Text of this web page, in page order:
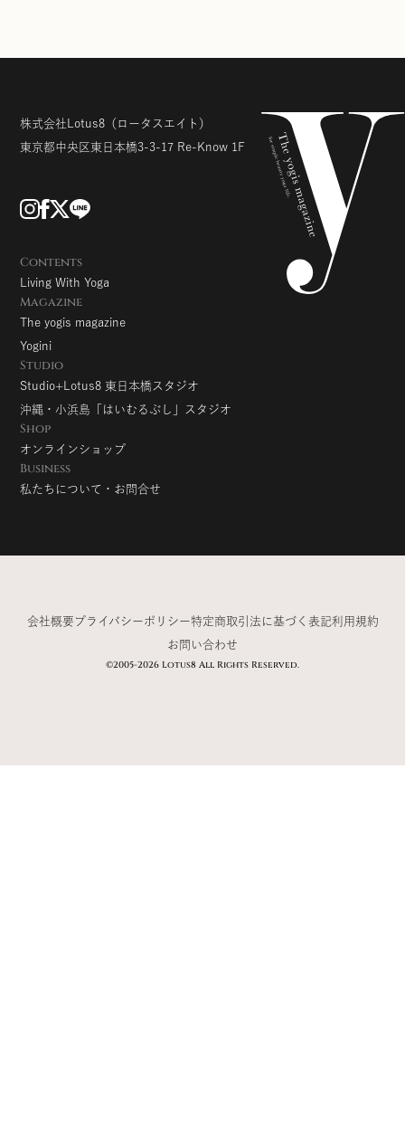
株式会社Lotus8 （ロータスエイト）
東京都中央区東日本橋3-3-17 Re-Know 1F
Contents
Living With Yoga
Magazine
The yogis magazine
Yogini
Studio
Studio+Lotus8 東日本橋スタジオ
沖縄・小浜島「はいむるぶし」スタジオ
Shop
オンラインショップ
Business
私たちについて・お問合せ
©2005-2026 Lotus8 All Rights Reserved.
会社概要プライバシーポリシー特定商取引法に基づく表記利用規約
お問い合わせ